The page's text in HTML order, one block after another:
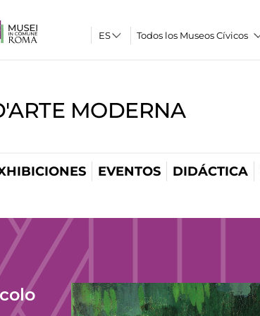
Todos los Museos Cívicos
MODERNA
EVENTOS DIDÁCTICA